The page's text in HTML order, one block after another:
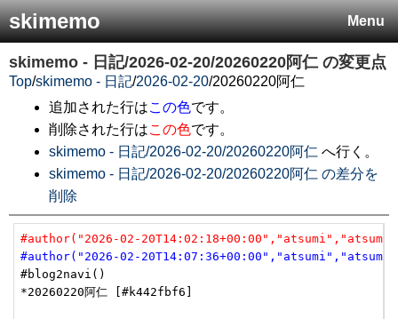
Menu
skimemo
skimemo - 日記/2026-02-20/20260220阿仁の変更点
Top/skimemo - 日記/2026-02-20/20260220阿仁
追加された行はこの色です。
削除された行はこの色です。
skimemo - 日記/2026-02-20/20260220阿仁 へ行く。
skimemo - 日記/2026-02-20/20260220阿仁 の差分を
削除
#author("2026-02-
#author("2026-02-
#blog2navi()
*20260220阿仁 [#k442fbf6]